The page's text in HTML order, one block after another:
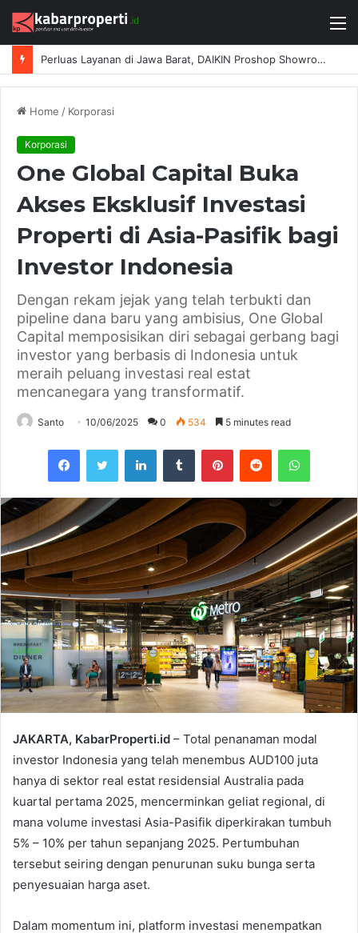
Perluas Layanan di Jawa Barat, DAIKIN Proshop Showroom Kedua Hadir di Bandung
Home / Korporasi
Korporasi
One Global Capital Buka
Akses Eksklusif Investasi
Properti di Asia-Pasifik bagi
Investor Indonesia
Dengan rekam jejak yang telah terbukti dan
pipeline dana baru yang ambisius, One Global
Capital memposisikan diri sebagai gerbang bagi
investor yang berbasis di Indonesia untuk
meraih peluang investasi real estat
mencanegara yang transformatif.
Santo 10/06/2025 0 534 5 minutes read
FacebookTwitter LinkedInTumblr PinterestReddit
JAKARTA, KabarProperti.id – Total penanaman modal
investor Indonesia yang telah menembus AUD100 juta
hanya di sektor real estat residensial Australia pada
kuartal pertama 2025, mencerminkan geliat regional, di
mana volume investasi Asia-Pasifik diperkirakan tumbuh
5% – 10% per tahun sepanjang 2025. Pertumbuhan
tersebut seiring dengan penurunan suku bunga serta
penyesuaian harga aset.
Dalam momentum ini, platform investasi menempatkan